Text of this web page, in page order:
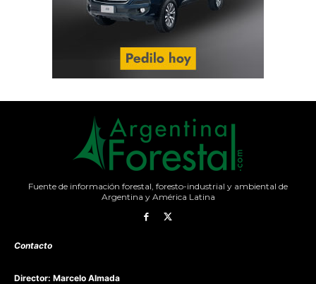
Fuente de información forestal, foresto-industrial y ambiental de
Argentina y América Latina
Contacto
Director: Marcelo Almada